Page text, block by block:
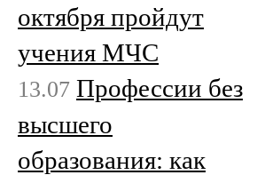
октября пройдут
учения МЧС
13.07 Профессии без
высшего
образования: как